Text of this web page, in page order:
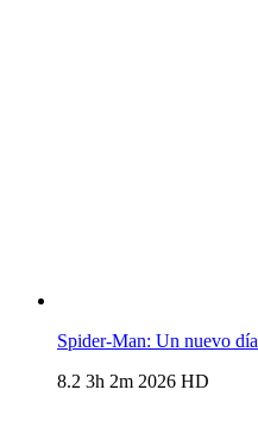
Spider-Man: Un nuevo día
8.2 3h 2m 2026 HD